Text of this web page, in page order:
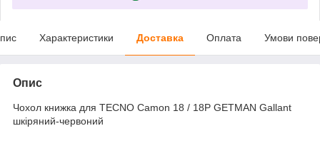
Характеристики Доставка Оплата Умови
Опис
Чохол книжка для TECNO Camon 18 / 18P GETMAN Gallant
шкіряний-червоний